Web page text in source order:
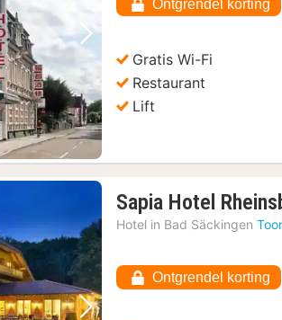
Volgende foto
Ontgrendel korting
Gratis Wi-Fi
Restaurant
Lift
Sapia Hotel
Hotel in Bad Säckingen
Ontgrendel korting